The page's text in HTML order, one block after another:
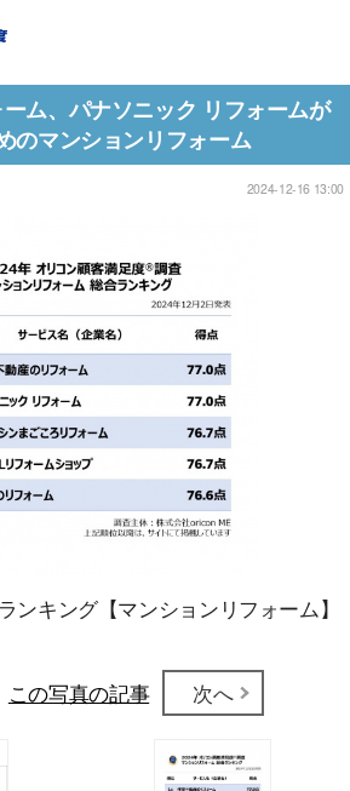
ム、パナソニック リフォームが
マンションリフォーム
2024-12-16 13:00
ンキング【マンションリフォーム】
この写真の記事 次へ